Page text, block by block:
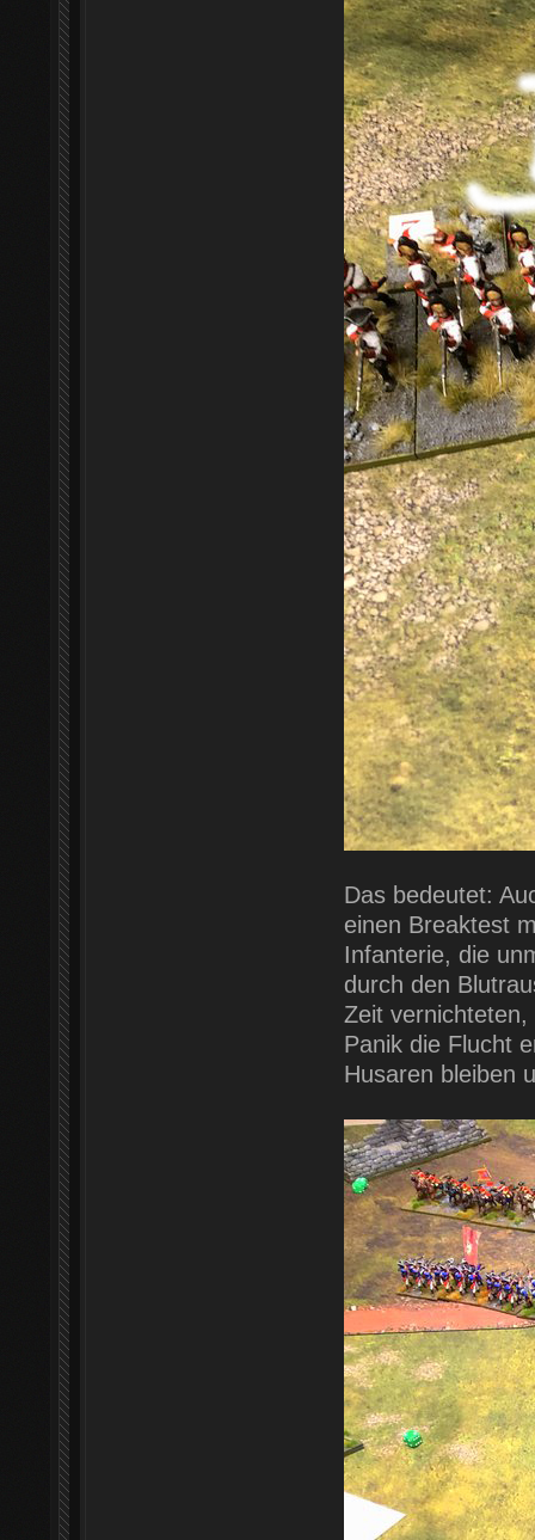
Das bedeutet:
einen Breaktest
Infanterie, die
durch den
Zeit
Panik die Flucht
Husaren bleiben